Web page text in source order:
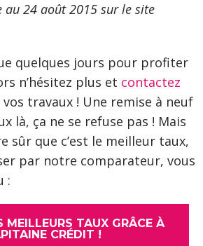
au 24 août 2015 sur le site
quelques jours pour profiter
n’hésitez plus et contactez
travaux ! Une remise à neuf
là, ça ne se refuse pas ! Mais
sûr que c’est le meilleur taux,
par notre comparateur, vous
:
MEILLEURS TAUX GRÂCE À
CRÉDIT !